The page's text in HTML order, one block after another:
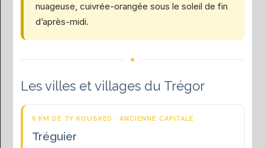
nuageuse, cuivrée-orangée sous le soleil de fin
d’après-midi.
Les villes et villages du Trégor
6 KM DE TY KOUSKED · ANCIENNE CAPITALE
Tréguier